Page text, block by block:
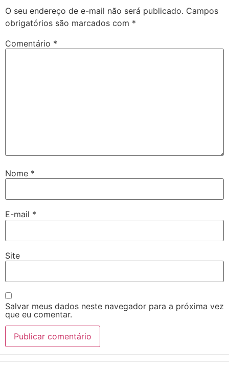
O seu endereço de e-mail não será publicado. Campos
obrigatórios são marcados com *
Comentário *
Nome *
E-mail *
Site
Salvar meus dados neste navegador para a próxima vez
que eu comentar.